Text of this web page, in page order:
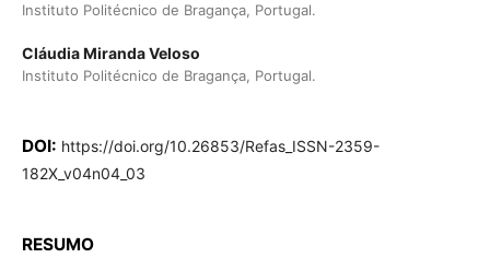
Instituto Politécnico de Bragança, Portugal.
Cláudia Miranda Veloso
Instituto Politécnico de Bragança, Portugal.
DOI: https://doi.org/10.26853/Refas_ISSN-2359-
182X_v04n04_03
RESUMO